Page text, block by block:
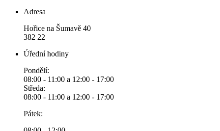
Adresa
Hořice na Šumavě 40
382 22
Úřední hodiny
Pondělí:
08:00 - 11:00 a 12:00 - 17:00
Středa:
08:00 - 11:00 a 12:00 - 17:00
Pátek: